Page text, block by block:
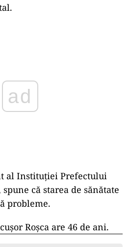
al Instituţiei Prefectului
că starea de sănătate
probleme.
Roşca are 46 de ani.